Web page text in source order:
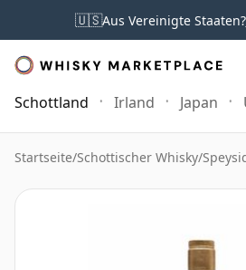
🇺🇸Aus Vereinigte Staaten?
Schottland Irland Japan
Startseite/Schottischer Whisky/